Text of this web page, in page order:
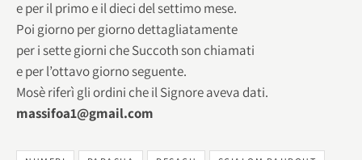
e per il primo e il dieci del settimo mese.
Poi giorno per giorno dettagliatamente
per i sette giorni che Succoth son chiamati
e per l’ottavo giorno seguente.
Mosè riferì gli ordini che il Signore aveva dati.
massifoa1@gmail.com